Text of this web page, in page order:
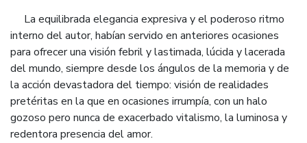
La equilibrada elegancia expresiva y el poderoso ritmo
interno del autor, habían servido en anteriores ocasiones
para ofrecer una visión febril y lastimada, lúcida y lacerada
del mundo, siempre desde los ángulos de la memoria y de
la acción devastadora del tiempo: visión de realidades
pretéritas en la que en ocasiones irrumpía, con un halo
gozoso pero nunca de exacerbado vitalismo, la luminosa y
redentora presencia del amor.